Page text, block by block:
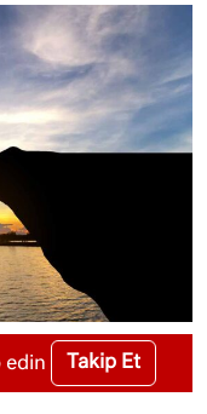
edin Takip Et